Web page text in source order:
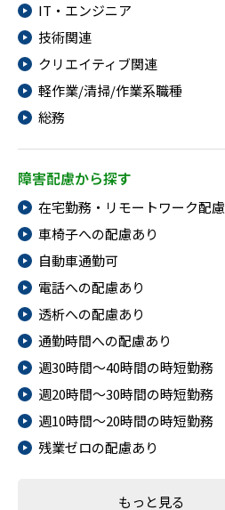
IT・エンジニア
技術関連
クリエイティブ関連
軽作業/清掃/作業系職種
総務
障害配慮から探す
在宅勤務・リモートワーク配慮
車椅子への配慮あり
自動車通勤可
電話への配慮あり
透析への配慮あり
通勤時間への配慮あり
週30時間～40時間の時短勤務
週20時間～30時間の時短勤務
週10時間～20時間の時短勤務
残業ゼロの配慮あり
もっと見る